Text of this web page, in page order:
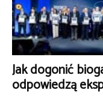
Jak dogonić
odpowiedzą